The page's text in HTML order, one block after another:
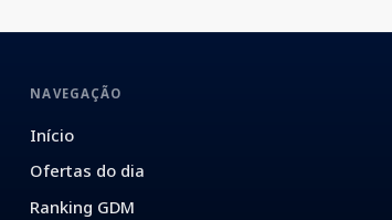
NAVEGAÇÃO
Início
Ofertas do dia
Ranking GDM